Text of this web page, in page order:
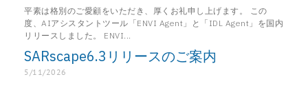
平素は格別のご愛顧をいただき、厚くお礼申し上げます。 この
度、AIアシスタントツール「ENVI Agent」と「IDL Agent」を国内
リリースしました。 ENVI...
SARscape6.3リリースのご案内
5/11/2026